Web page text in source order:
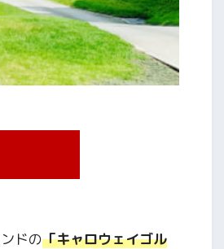
ドの「キャロウェイゴル